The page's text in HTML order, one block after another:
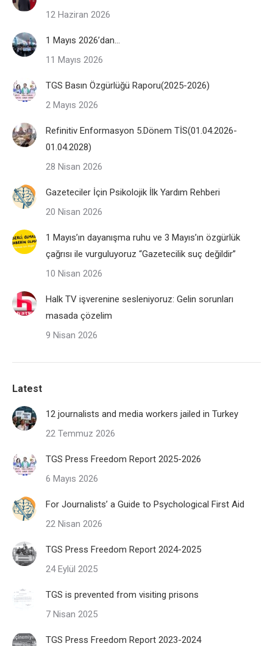
12 Haziran 2026
1 Mayıs 2026’dan…
11 Mayıs 2026
TGS Basın Özgürlüğü Raporu(2025-2026)
2 Mayıs 2026
Refinitiv Enformasyon 5.Dönem TİS(01.04.2026-
01.04.2028)
28 Nisan 2026
Gazeteciler İçin Psikolojik İlk Yardım Rehberi
20 Nisan 2026
1 Mayıs’ın dayanışma ruhu ve 3 Mayıs’ın özgürlük
çağrısı ile vurguluyoruz “Gazetecilik suç değildir”
10 Nisan 2026
Halk TV işverenine sesleniyoruz: Gelin sorunları
masada çözelim
9 Nisan 2026
Latest
12 journalists and media workers jailed in Turkey
22 Temmuz 2026
TGS Press Freedom Report 2025-2026
6 Mayıs 2026
For Journalists’ a Guide to Psychological First Aid
22 Nisan 2026
TGS Press Freedom Report 2024-2025
24 Eylül 2025
TGS is prevented from visiting prisons
7 Nisan 2025
TGS Press Freedom Report 2023-2024